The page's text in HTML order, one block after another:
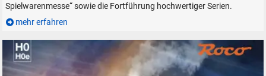
Spielwarenmesse“ sowie die Fortführung hochwertiger Serien.
mehr erfahren
Durchsuchen